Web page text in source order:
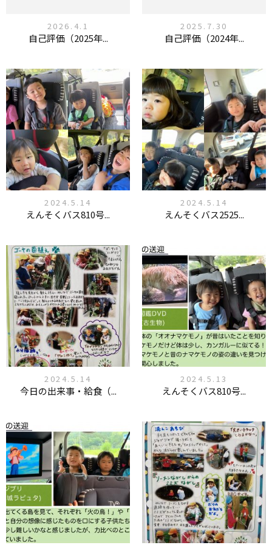
2026.4.1
自己評価（2025年...
2025.7.30
自己評価（2024年...
2024.5.14
えんそくバス810号...
2024.5.14
えんそくバス2525...
2024.5.14
今日の出来事・給食（...
2024.5.13
えんそくバス810号...